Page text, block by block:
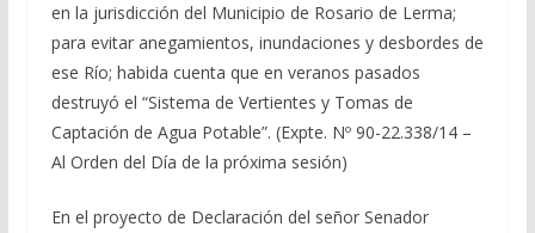
en la jurisdicción del Municipio de Rosario de Lerma;
para evitar anegamientos, inundaciones y desbordes de
ese Río; habida cuenta que en veranos pasados
destruyó el “Sistema de Vertientes y Tomas de
Captación de Agua Potable”. (Expte. Nº 90-22.338/14 –
Al Orden del Día de la próxima sesión)
En el proyecto de Declaración del señor Senador